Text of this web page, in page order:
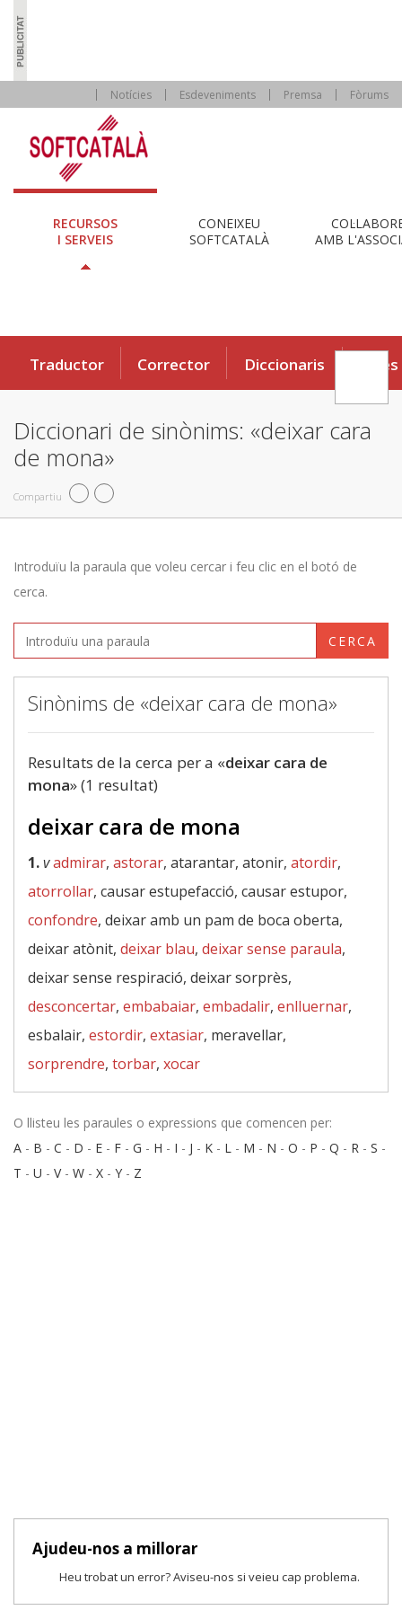
Notícies Esdeveniments Premsa Fòrums
RECURSOS
I SERVEIS
CONEIXEU
SOFTCATALÀ
AMB
Traductor Corrector Diccionaris Eines
Diccionari de sinònims: «deixar cara
de mona»
Compartiu
Introduïu la paraula que voleu cercar i feu clic en el botó de
cerca.
CERCA
Sinònims de «deixar cara de mona»
Resultats de la cerca per a «deixar cara de
mona» (1 resultat)
deixar cara de mona
1.vadmirar, astorar, atarantar, atonir, atordir,
atorrollar, causar estupefacció, causar estupor,
confondre, deixar amb un pam de boca oberta,
deixar atònit, deixar blau, deixar sense paraula,
deixar sense respiració, deixar sorprès,
desconcertar, embabaiar, embadalir, enlluernar,
esbalair, estordir, extasiar, meravellar,
sorprendre, torbar, xocar
O llisteu les paraules o expressions que comencen per:
A - B - C - D - E - F - G - H - I - J - K - L - M - N - O - P - Q - R - S -
T - U - V- W - X - Y - Z
Ajudeu-nos a millorar
Heu trobat un error? Aviseu-nos si veieu cap problema.